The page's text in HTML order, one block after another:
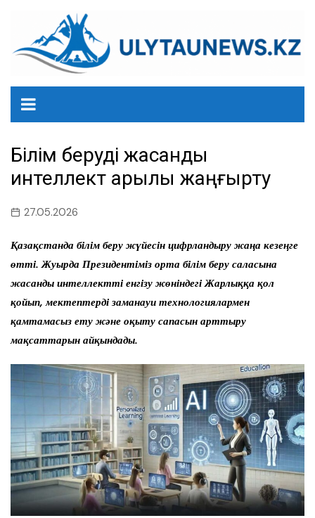
содержанию
Білім беруді жасанды
интеллект арқылы жаңғырту
27.05.2026
Қазақстанда білім беру жүйесін цифрландыру жаңа кезеңге
өтті. Жуырда Президентіміз орта білім беру саласына
жасанды интеллектті енгізу жөніндегі Жарлыққа қол
қойып, мектептерді заманауи технологиялармен
қамтамасыз ету және оқыту сапасын арттыру
мақсаттарын айқындады.